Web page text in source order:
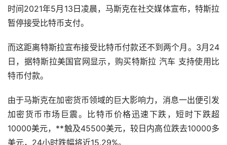
时间2021年5月13日凌晨，马斯克在社交媒体宣布，特斯拉
暂停接受比特币支付。
而这距离特斯拉宣布接受比特币付款还不到两个月。3月24
日，据特斯拉美国官网显示，购买特斯拉 汽车 支持使用比
特币付款。
由于马斯克在加密货币领域的巨大影响力，消息一出便引发
加密货币市场巨震。比特币价格迅速下跌，短时下跌超
10000美元，**触及45500美元，较日内高位跌去10000多
美元，24小时跌幅将近15.29%。